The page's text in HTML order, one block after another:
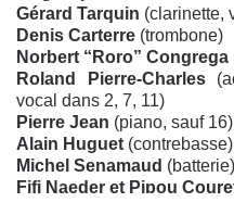
Gérard Tarquin (clarinette,
Denis Carterre (trombone)
Norbert “Roro” Congrega
Roland Pierre-Charles
vocal dans 2, 7, 11)
Pierre Jean (piano, sauf 16)
Alain Huguet (contrebasse)
Michel Senamaud (batterie)
Fifi Naeder et Pipou